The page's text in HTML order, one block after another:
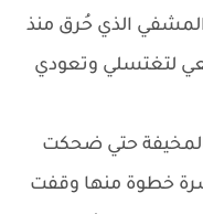
الذي حُرق منذ
لتغتسلي وتعودي
المخيفة حتي ضحكت
خطوة منها وقفت